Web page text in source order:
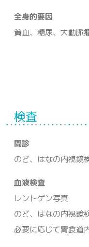
全身的要因
貧血、糖尿、大動脈
検査
問診
のど、はなの内視鏡
血液検査
レントゲン写真
のど、はなの内視鏡
必要に応じて胃食道